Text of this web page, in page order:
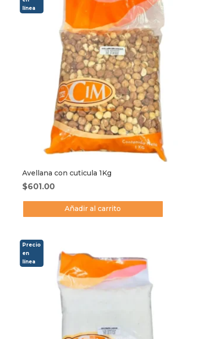
Avellana con cuticula 1Kg
$601.00
Añadir al carrito